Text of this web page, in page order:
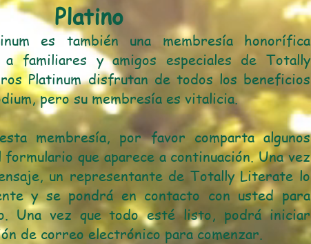
Platino
es también una membresía honorífica
familiares y amigos especiales de Totally
Platinum disfrutan de todos los beneficios
pero su membresía es vitalicia.
membresía, por favor comparta algunos
que aparece a continuación. Una vez
un representante de Totally Literate lo
y se pondrá en contacto con usted para
Una vez que todo esté listo, podrá iniciar
de correo electrónico para comenzar.